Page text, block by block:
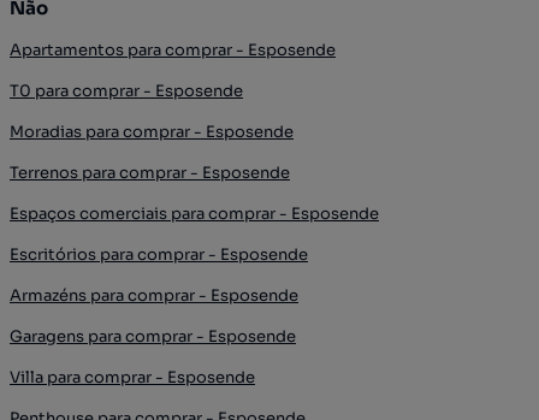
Não
Apartamentos para comprar - Esposende
T0 para comprar - Esposende
Moradias para comprar - Esposende
Terrenos para comprar - Esposende
Espaços comerciais para comprar - Esposende
Escritórios para comprar - Esposende
Armazéns para comprar - Esposende
Garagens para comprar - Esposende
Villa para comprar - Esposende